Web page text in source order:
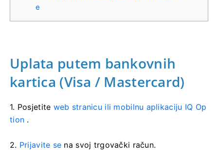
e
Uplata putem bankovnih
kartica (Visa / Mastercard)
1. Posjetite web stranicu ili mobilnu aplikaciju IQ Op
tion .
2. Prijavite se na svoj trgovački račun.